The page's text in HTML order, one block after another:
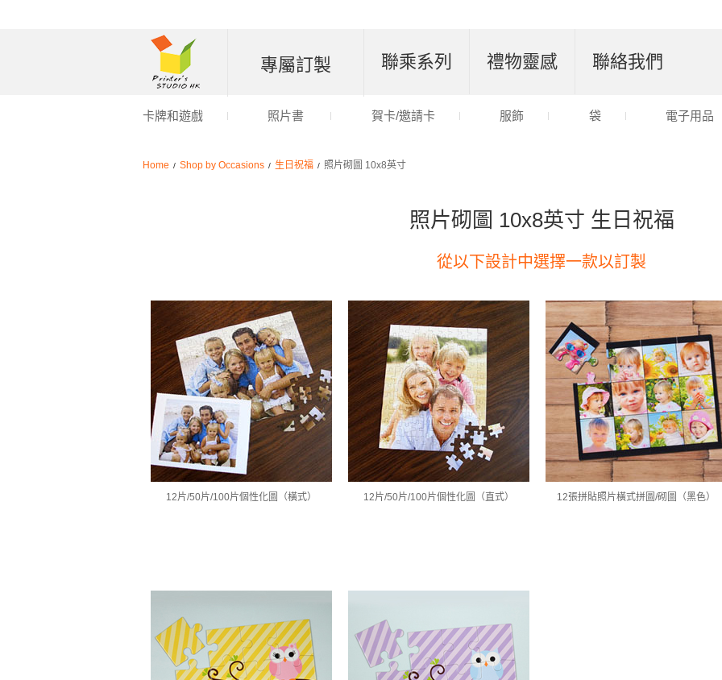
Home / Shop by Occasions / 生日祝福 / 照片砌圖 10x8英寸
照片砌圖 10x8英寸 生日祝福
從以下設計中選擇一款以訂製
12片/50片/100片個性化圖（橫式） 12片/50片/100片個性化圖（直式） 12張拼貼照片橫式拼圖/砌圖（黑色）
專屬訂製 聯乘系列 禮物靈感 聯絡我們
卡牌和遊戲 照片書 賀卡/邀請卡 服飾 袋 電子用品